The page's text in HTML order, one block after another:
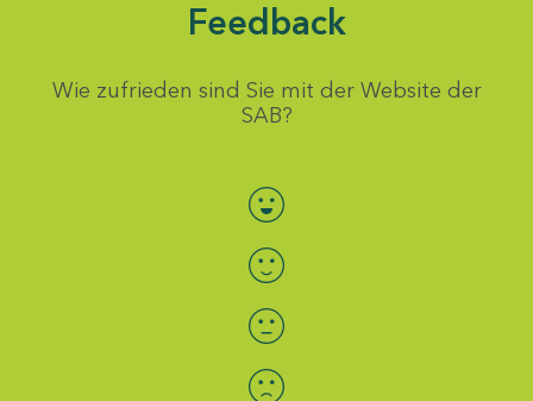
Feedback
Wie zufrieden sind Sie mit der Website der
SAB?
Bewertung auswählen